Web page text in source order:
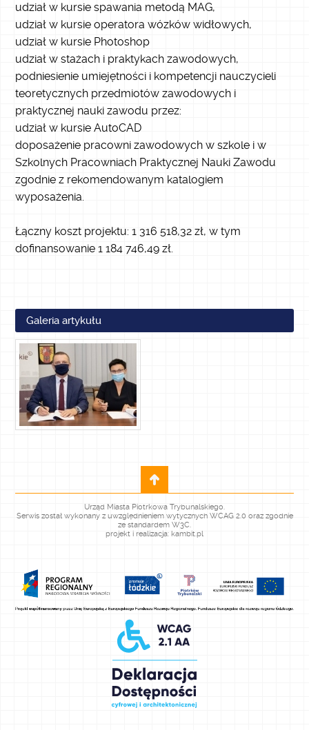
udział w kursie spawania metodą MAG,
udział w kursie operatora wózków widłowych,
udział w kursie Photoshop
udział w stażach i praktykach zawodowych,
podniesienie umiejętności i kompetencji nauczycieli
teoretycznych przedmiotów zawodowych i
praktycznej nauki zawodu przez:
udział w kursie AutoCAD
doposażenie pracowni zawodowych w szkole i w
Szkolnych Pracowniach Praktycznej Nauki Zawodu
zgodnie z rekomendowanym katalogiem
wyposażenia.
Łączny koszt projektu: 1 316 518,32 zł, w tym
dofinansowanie 1 184 746,49 zł.
Galeria artykułu
Urząd Miasta Piotrkowa Trybunalskiego.
Serwis został wykonany z uwzględnieniem wytycznych WCAG 2.0 oraz zgodnie
ze standardem W3C.
projekt i realizacja: kambit.pl